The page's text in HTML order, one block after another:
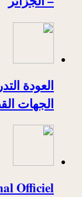
العودة
الجهات
Officiel